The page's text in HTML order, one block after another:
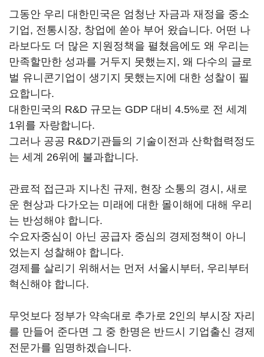
그동안 우리 대한민국은 엄청난 자금과 재정을 중소
기업, 전통시장, 창업에 쏟아 부어 왔습니다. 어떤 나
라보다도 더 많은 지원정책을 펼쳤음에도 왜 우리는
만족할만한 성과를 거두지 못했는지, 왜 다수의 글로
벌 유니콘기업이 생기지 못했는지에 대한 성찰이 필
요합니다.
대한민국의 R&D 규모는 GDP 대비 4.5%로 전 세계
1위를 자랑합니다.
그러나 공공 R&D기관들의 기술이전과 산학협력정도
는 세계 26위에 불과합니다.
관료적 접근과 지나친 규제, 현장 소통의 경시, 새로
운 현상과 다가오는 미래에 대한 몰이해에 대해 우리
는 반성해야 합니다.
수요자중심이 아닌 공급자 중심의 경제정책이 아니
었는지 성찰해야 합니다.
경제를 살리기 위해서는 먼저 서울시부터, 우리부터
혁신해야 합니다.
무엇보다 정부가 약속대로 추가로 2인의 부시장 자리
를 만들어 준다면 그 중 한명은 반드시 기업출신 경제
전문가를 임명하겠습니다.